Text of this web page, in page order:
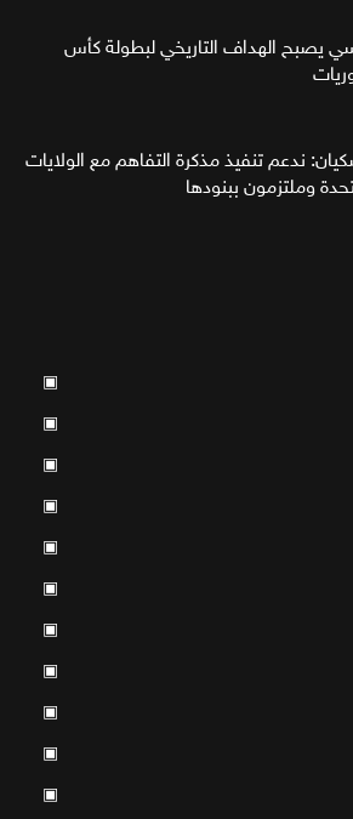
يصبح الهداف التاريخي لبطولة كأس
ندعم تنفيذ مذكرة التفاهم مع الولايات
وملتزمون ببنودها
▣
▣
▣
▣
▣
▣
▣
▣
▣
▣
▣